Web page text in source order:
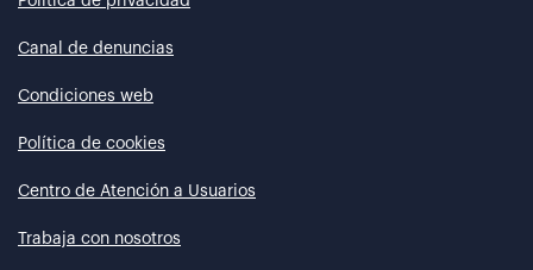
Canal de denuncias
Condiciones web
Política de cookies
Centro de Atención a Usuarios
Trabaja con nosotros